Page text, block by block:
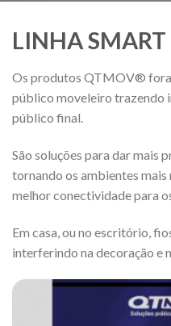
LINHA SMART
Os produtos QTMOV®
público moveleiro trazendo
público final.
São soluções para dar mais
tornando os ambientes
melhor conectividade para
Em casa, ou no escritório,
interferindo na decoração e